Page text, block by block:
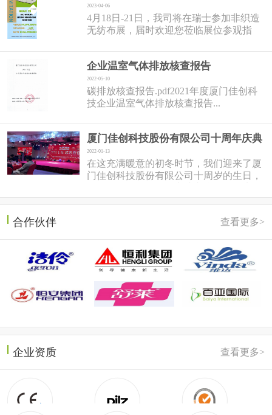
2023-04-06
4月18日-21日，我司将在瑞士参加非织造
无纺布展，届时欢迎您莅临展位参观指
企业温室气体排放核查报告
2022-05-10
碳排放核查报告.pdf2021年度厦门佳创科
技企业温室气体排放核查报告...
厦门佳创科技股份有限公司十周年庆典
2022-01-13
在这充满暖意的初冬时节，我们迎来了厦
门佳创科技股份有限公司十周岁的生日，
重召开。岱总回想十年前，佳...
合作伙伴 查看更多>
企业资质 查看更多>